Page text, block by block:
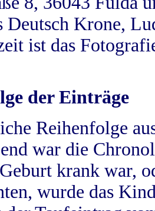
Deutsch Krone,
ist das
der Einträge
Reihenfolge
war die
krank war,
wurde das